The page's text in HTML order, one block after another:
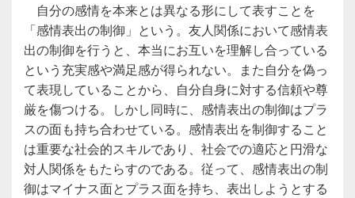
自分の感情を本来とは異なる形にして表すことを
「感情表出の制御」という。友人関係において感情表
出の制御を行うと、本当にお互いを理解し合っている
という充実感や満足感が得られない。また自分を偽っ
て表現していることから、自分自身に対する信頼や尊
厳を傷つける。しかし同時に、感情表出の制御はプラ
スの面も持ち合わせている。感情表出を制御すること
は重要な社会的スキルであり、社会での適応と円滑な
対人関係をもたらすのである。従って、感情表出の制
御はマイナス面とプラス面を持ち、表出しようとする